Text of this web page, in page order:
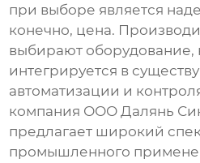
при выборе является
конечно, цена.
выбирают оборудование,
интегрируется в
автоматизации и
компания ООО Далянь
предлагает широкий
промышленного